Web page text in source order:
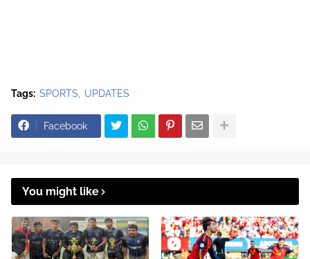
Tags: SPORTS UPDATES
Facebook
You might like